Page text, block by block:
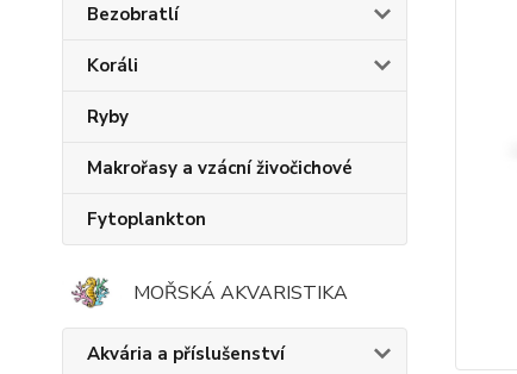
Bezobratlí
Koráli
Ryby
Makrořasy a vzácní živočichové
Fytoplankton
MOŘSKÁ AKVARISTIKA
Akvária a příslušenství